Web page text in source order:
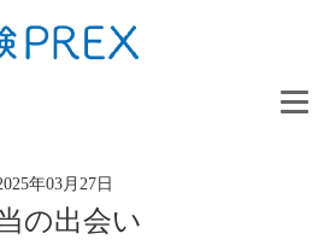
年03月27日
の出会い